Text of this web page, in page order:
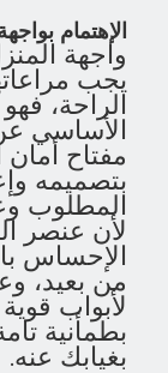
الإهتمام
واجهة
يجب
الراحة،
الأساسي
مفتاح أمان
بتصميمه
المطلوب
لأن عنصر
الإحساس
من بعيد،
لأبواب
بطمأنية
بغيابك عنه.